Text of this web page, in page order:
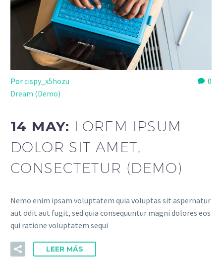
0
Porcispy_x5hozu
Dream (Demo)
14 MAY: LOREM IPSUM
DOLOR SIT AMET,
CONSECTETUR (DEMO)
Nemo enim ipsam voluptatem quia voluptas sit aspernatur
aut odit aut fugit, sed quia consequuntur magni dolores eos
qui ratione voluptatem sequi
LEER MÁS